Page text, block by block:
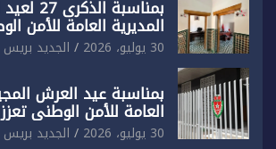
بمناسبة
المديرية العامة للأمن
المقر الجديد لفرقة
بفاس
30 يوليو، 2026 الجديد بريس
بمناسبة عيد العرش
العامة للأمن الوطني تعزز
بالناظور بإحداث فرقتين
30 يوليو، 2026 الجديد بريس